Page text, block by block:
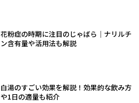
花粉症の時期に注目のじゃばら｜ナリルチ
ン含有量や活用法も解説
白湯のすごい効果を解説！効果的な飲み方
や1日の適量も紹介